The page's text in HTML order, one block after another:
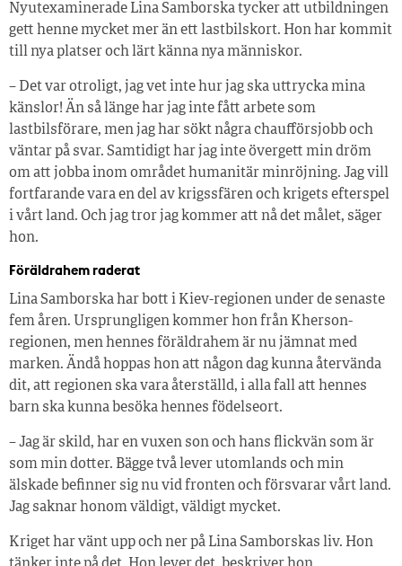
Nyutexaminerade Lina Samborska tycker att utbildningen
gett henne mycket mer än ett lastbilskort. Hon har kommit
till nya platser och lärt känna nya människor.
– Det var otroligt, jag vet inte hur jag ska uttrycka mina
känslor! Än så länge har jag inte fått arbete som
lastbilsförare, men jag har sökt några chaufförsjobb och
väntar på svar. Samtidigt har jag inte övergett min dröm
om att jobba inom området humanitär minröjning. Jag vill
fortfarande vara en del av krigssfären och krigets efterspel
i vårt land. Och jag tror jag kommer att nå det målet, säger
hon.
Föräldrahem raderat
Lina Samborska har bott i Kiev-regionen under de senaste
fem åren. Ursprungligen kommer hon från Kherson-
regionen, men hennes föräldrahem är nu jämnat med
marken. Ändå hoppas hon att någon dag kunna återvända
dit, att regionen ska vara återställd, i alla fall att hennes
barn ska kunna besöka hennes födelseort.
– Jag är skild, har en vuxen son och hans flickvän som är
som min dotter. Bägge två lever utomlands och min
älskade befinner sig nu vid fronten och försvarar vårt land.
Jag saknar honom väldigt, väldigt mycket.
Kriget har vänt upp och ner på Lina Samborskas liv. Hon